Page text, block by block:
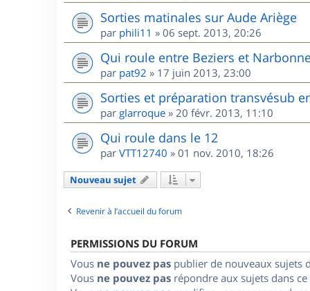
Sorties matinales sur Aude Ariège
par phili11 » 06 sept. 2013, 20:26
Qui roule entre Beziers et
par pat92 » 17 juin 2013, 23:00
Sorties et préparation transvésub
par glarroque » 20 févr. 2013, 11:10
Qui roule dans le 12
par VTT12740 » 01 nov. 2010, 18:26
Nouveau sujet
Revenir à l’accueil du forum
PERMISSIONS DU FORUM
Vous ne pouvez pas publier de nouveaux sujets
Vous ne pouvez pas répondre aux sujets dans